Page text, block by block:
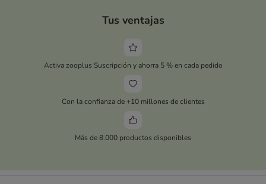
Tus ventajas
Activa zooplus Suscripción y ahorra 5 % en cada pedido
Con la confianza de +10 millones de clientes
Más de 8.000 productos disponibles